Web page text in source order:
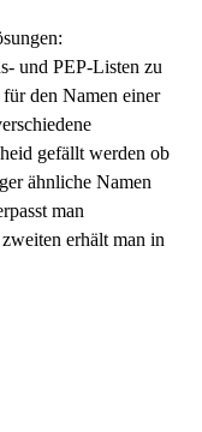
und PEP-Listen zu
den Namen einer
gefällt werden ob
ähnliche Namen
man
erhält man in